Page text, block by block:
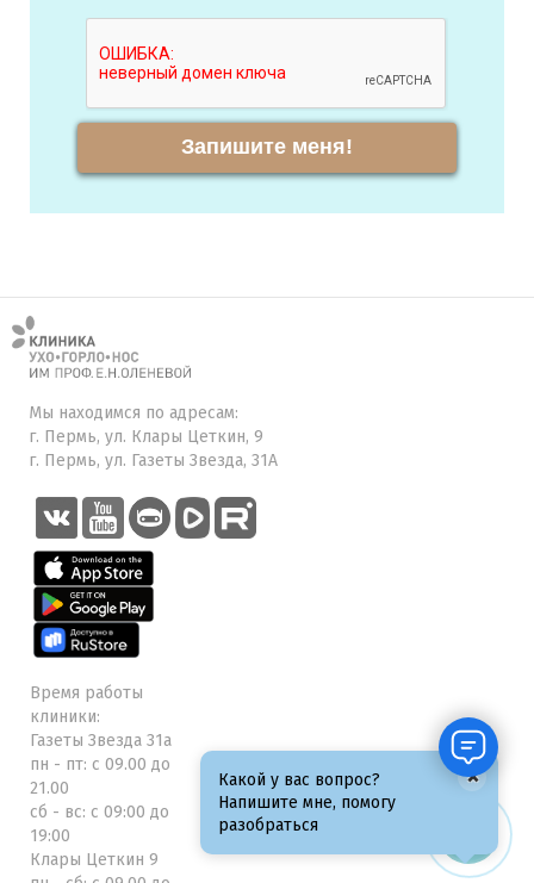
Запишите меня!
Мы находимся по адресам:
г. Пермь, ул. Клары Цеткин, 9
г. Пермь, ул. Газеты Звезда, 31А
Время работы
клиники:
Газеты Звезда 31а
пн - пт: с 09.00 до
21.00
сб - вс: с 09:00 до
19:00
Клары Цеткин 9
Какой у вас вопрос?
Напишите мне, помогу
разобраться
×